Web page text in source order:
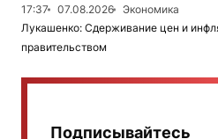
17:37
07.08.2026
Экономика
Лукашенко: Сдерживание цен и
правительством
Подписывайтесь